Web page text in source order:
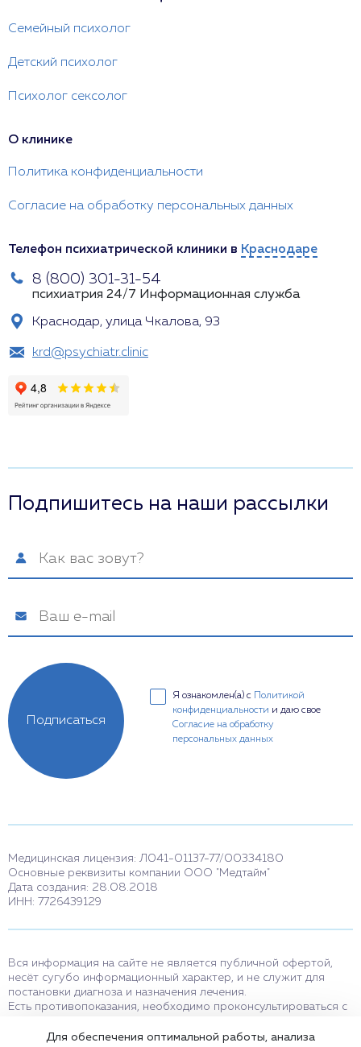
Семейный психолог
Детский психолог
Психолог сексолог
О клинике
Политика конфиденциальности
Согласие на обработку персональных данных
Телефон психиатрической клиники в Краснодаре
8 (800) 301-31-54
психиатрия 24/7 Информационная служба
Краснодар, улица Чкалова, 93
krd@psychiatr.clinic
Подпишитесь на наши рассылки
Я ознакомлен(а) с
Политикой
конфиденциальности и даю свое
Согласие на обработку
персональных данных
Подписаться
Медицинская лицензия: Л041-01137-77/00334180
Основные реквизиты компании ООО "Медтайм"
Дата создания: 28.08.2018
ИНН: 7726439129
Вся информация на сайте не является публичной офертой,
несёт сугубо информационный характер, и не служит для
постановки диагноза и назначения лечения.
Есть противопоказания, необходимо проконсультироваться с
мессенджерам и в соцсетях носят исключительно
Для обеспечения оптимальной работы, анализа